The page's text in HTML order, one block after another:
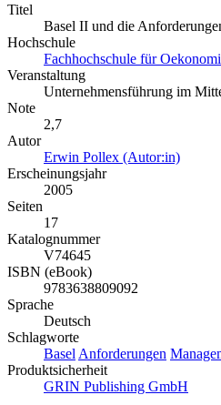
Titel
Basel II und die
Hochschule
Fachhochschule für
Veranstaltung
Unternehmensführung im
Note
2,7
Autor
Erwin Pollex (Autor:in)
Erscheinungsjahr
2005
Seiten
17
Katalognummer
V74645
ISBN (eBook)
9783638809092
Sprache
Deutsch
Schlagworte
Basel Anforderungen
Produktsicherheit
GRIN Publishing GmbH